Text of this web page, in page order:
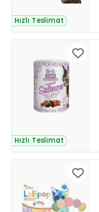
Hızlı Teslimat
Hızlı Teslimat